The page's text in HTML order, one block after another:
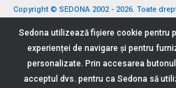
Copyright © SEDONA 2002 - 2026. Toate
Sedona utilizează fişiere cookie pentru
experienței de navigare și pentru
personalizate. Prin accesarea
acceptul dvs. pentru ca Sedona să